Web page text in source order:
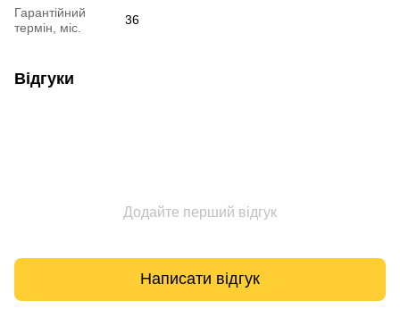
Гарантійний
термін, міс.
36
Відгуки
Додайте перший відгук
Написати відгук